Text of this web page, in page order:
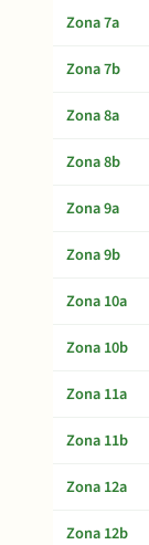
Zona 7a
Zona 7b
Zona 8a
Zona 8b
Zona 9a
Zona 9b
Zona 10a
Zona 10b
Zona 11a
Zona 11b
Zona 12a
Zona 12b